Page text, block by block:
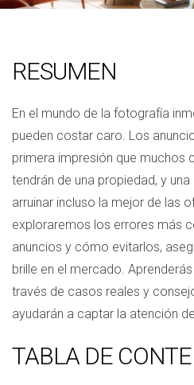
RESUMEN
En el mundo de la fotografía
pueden costar caro. Los
primera impresión que muchos
tendrán de una propiedad, y
arruinar incluso la mejor de las
exploraremos los errores más
anuncios y cómo evitarlos,
brille en el mercado.
través de casos reales y
ayudarán a captar la atención
TABLA DE